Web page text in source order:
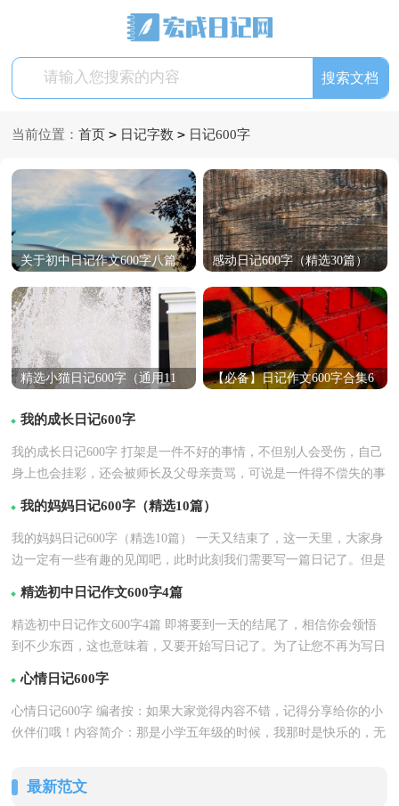
当前位置：首页 > 日记字数 > 日记600字
关于初中日记作文600字八篇 感动日记600字（精选30篇）
精选小猫日记600字（通用11
【必备】日记作文600字合集6
我的成长日记600字
我的成长日记600字 打架是一件不好的事情，不但别人会受伤，自己
身上也会挂彩，还会被师长及父母亲责骂，可说是一件得不偿失的事
情。记得就读低...【
详情 】
我的妈妈日记600字（精选10篇）
我的妈妈日记600字（精选10篇） 一天又结束了，这一天里，大家身
边一定有一些有趣的见闻吧，此时此刻我们需要写一篇日记了。但是
却发现不知道该写...【
详情 】
精选初中日记作文600字4篇
精选初中日记作文600字4篇 即将要到一天的结尾了，相信你会领悟
到不少东西，这也意味着，又要开始写日记了。为了让您不再为写日
记头疼，下面是小...【
心情日记600字
心情日记600字 编者按：如果大家觉得内容不错，记得分享给你的小
伙伴们哦！内容简介：那是小学五年级的时候，我那时是快乐的，无
最新范文